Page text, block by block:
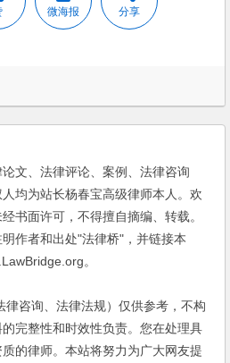
微海报 分享
文、法律评论、案例、法律咨询
均为站长杨春宝高级律师本人。欢
书面许可，不得擅自摘编、转载。
作者和出处"法律桥"，并链接本
。
咨询、法律法规）仅供参考，不构
完整性和时效性负责。您在处理具
的律师。本站将努力为广大网友提